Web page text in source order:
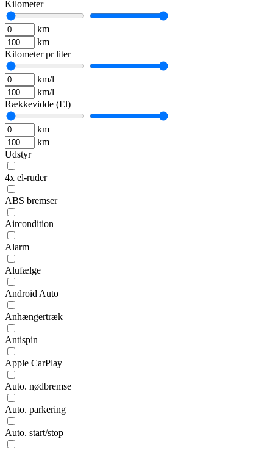
Kilometer
km
km
Kilometer pr liter
km/l
km/l
Rækkevidde (El)
km
km
Udstyr
4x el-ruder
ABS bremser
Aircondition
Alarm
Alufælge
Android Auto
Anhængertræk
Antispin
Apple CarPlay
Auto. nødbremse
Auto. parkering
Auto. start/stop